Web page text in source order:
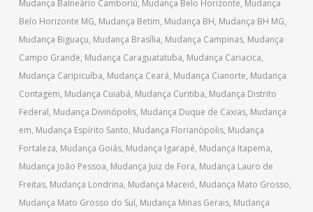
Mudança Balneário Camboriú, Mudança Belo Horizonte, Mudança
Belo Horizonte MG, Mudança Betim, Mudança BH, Mudança BH MG,
Mudança Biguaçu, Mudança Brasília, Mudança Campinas, Mudança
Campo Grande, Mudança Caraguatatuba, Mudança Cariacica,
Mudança Caripicuíba, Mudança Ceará, Mudança Cianorte, Mudança
Contagem, Mudança Cuiabá, Mudança Curitiba, Mudança Distrito
Federal, Mudança Divinópolis, Mudança Duque de Caxias, Mudança
em, Mudança Espírito Santo, Mudança Florianópolis, Mudança
Fortaleza, Mudança Goiás, Mudança Igarapé, Mudança Itapema,
Mudança João Pessoa, Mudança Juiz de Fora, Mudança Lauro de
Freitas, Mudança Londrina, Mudança Maceió, Mudança Mato Grosso,
Mudança Mato Grosso do Sul, Mudança Minas Gerais, Mudança